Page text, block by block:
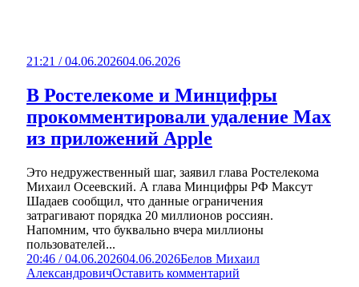
21:21 / 04.06.202604.06.2026
В Ростелекоме и Минцифры
прокомментировали удаление Мах
из приложений Apple
Это недружественный шаг, заявил глава Ростелекома
Михаил Осеевский. А глава Минцифры РФ Максут
Шадаев сообщил, что данные ограничения
затрагивают порядка 20 миллионов россиян.
Напомним, что буквально вчера миллионы
пользователей...
20:46 / 04.06.202604.06.2026Белов Михаил
АлександровичОставить комментарий